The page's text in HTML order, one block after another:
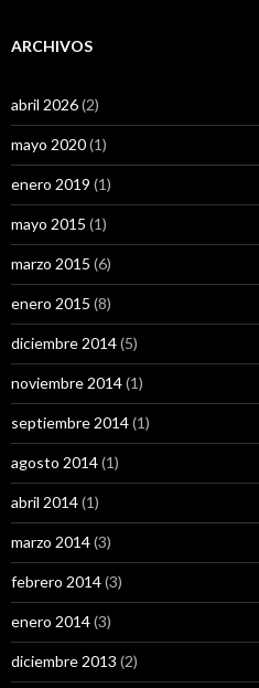
ARCHIVOS
abril 2026(2)
mayo 2020(1)
enero 2019 (1)
mayo 2015 (1)
marzo 2015 (6)
enero 2015 (8)
diciembre 2014(5)
noviembre 2014(1)
septiembre 2014(1)
agosto 2014(1)
abril 2014(1)
marzo 2014(3)
febrero 2014(3)
enero 2014(3)
diciembre 2013 (2)